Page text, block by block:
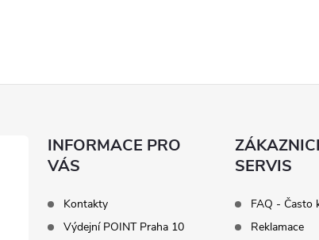
INFORMACE PRO
VÁS
Kontakty
Výdejní POINT Praha 10
SERVIS
FAQ - Často
Reklamace